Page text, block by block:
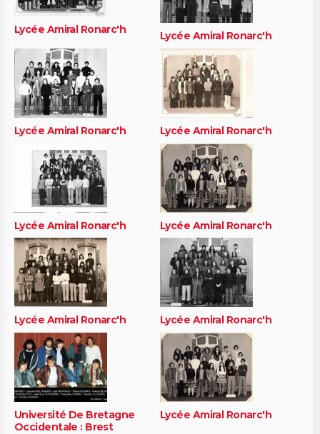
Lycée Amiral Ronarc'h Lycée Amiral Ronarc'h
Lycée Amiral Ronarc'h Lycée Amiral Ronarc'h
Lycée Amiral Ronarc'h Lycée Amiral Ronarc'h
Lycée Amiral Ronarc'h Lycée Amiral Ronarc'h
Université De Bretagne
Occidentale : Brest
Lycée Amiral Ronarc'h